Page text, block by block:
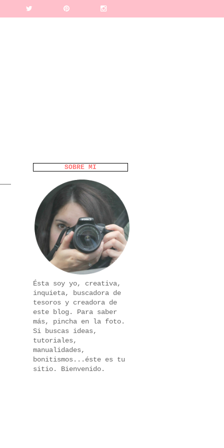
SOBRE MI
Ésta soy yo, creativa,
inquieta, buscadora de
tesoros y creadora de
este blog. Para saber
más, pincha en la foto.
Si buscas ideas,
tutoriales,
manualidades,
bonitismos...éste es tu
sitio. Bienvenido.